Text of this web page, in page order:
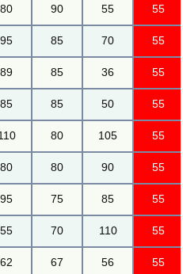
80 90 55 55
95 85 70 55
89 85 36 55
85 85 50 55
80 105 55
80 80 90 55
95 75 85 55
55 70 110 55
62 67 56 55